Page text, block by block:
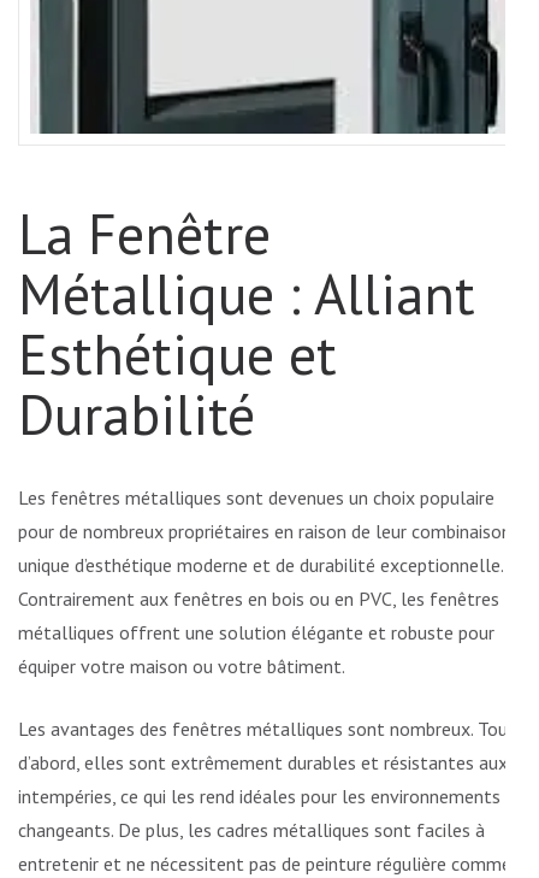
La Fenêtre
Métallique : Alliant
Esthétique et
Durabilité
Les fenêtres métalliques sont devenues un choix populaire
pour de nombreux propriétaires en raison de leur combinaison
unique d’esthétique moderne et de durabilité exceptionnelle.
Contrairement aux fenêtres en bois ou en PVC, les fenêtres
métalliques offrent une solution élégante et robuste pour
équiper votre maison ou votre bâtiment.
Les avantages des fenêtres métalliques sont nombreux. Tout
d’abord, elles sont extrêmement durables et résistantes aux
intempéries, ce qui les rend idéales pour les environnements
changeants. De plus, les cadres métalliques sont faciles à
entretenir et ne nécessitent pas de peinture régulière comme